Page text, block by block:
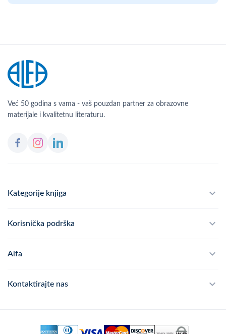
Već 50 godina s vama - vaš pouzdan partner za obrazovne
materijale i kvalitetnu literaturu.
Kategorije knjiga
Školski program
Korisnička podrška
Često postavljana pitanja
Alfa
Politika privatnosti
Kontaktirajte nas